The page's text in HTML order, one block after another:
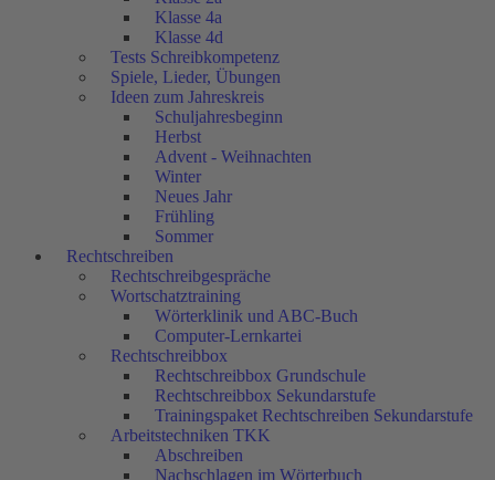
Klasse 4a
Klasse 4d
Tests Schreibkompetenz
Spiele, Lieder, Übungen
Ideen zum Jahreskreis
Schuljahresbeginn
Herbst
Advent - Weihnachten
Winter
Neues Jahr
Frühling
Sommer
Rechtschreiben
Rechtschreibgespräche
Wortschatztraining
Wörterklinik und ABC-Buch
Computer-Lernkartei
Rechtschreibbox
Rechtschreibbox Grundschule
Rechtschreibbox Sekundarstufe
Trainingspaket Rechtschreiben Sekundarstufe
Arbeitstechniken TKK
Abschreiben
Nachschlagen im Wörterbuch